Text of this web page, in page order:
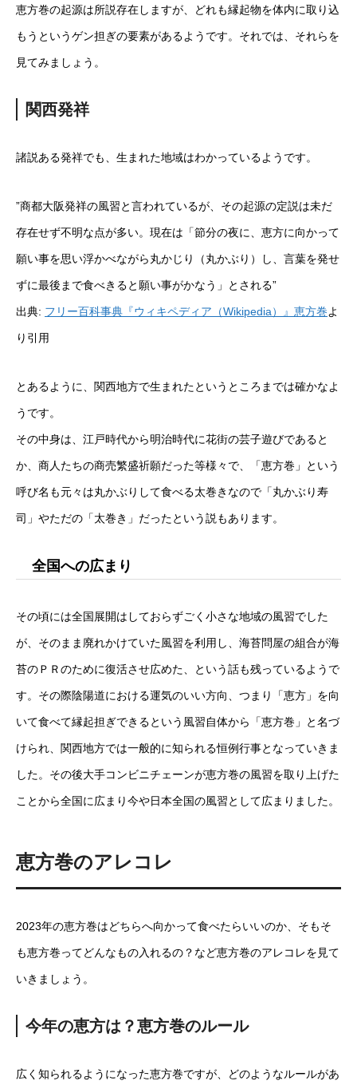
恵方巻の起源は所説存在しますが、どれも縁起物を体内に取り込
もうというゲン担ぎの要素があるようです。それでは、それらを
見てみましょう。
関西発祥
諸説ある発祥でも、生まれた地域はわかっているようです。
”商都大阪発祥の風習と言われているが、その起源の定説は未だ
存在せず不明な点が多い。現在は「節分の夜に、恵方に向かって
願い事を思い浮かべながら丸かじり（丸かぶり）し、言葉を発せ
ずに最後まで食べきると願い事がかなう」とされる”
出典: フリー百科事典『ウィキペディア（Wikipedia）』恵方巻よ
り引用
とあるように、関西地方で生まれたというところまでは確かなよ
うです。
その中身は、江戸時代から明治時代に花街の芸子遊びであると
か、商人たちの商売繁盛祈願だった等様々で、「恵方巻」という
呼び名も元々は丸かぶりして食べる太巻きなので「丸かぶり寿
司」やただの「太巻き」だったという説もあります。
全国への広まり
その頃には全国展開はしておらずごく小さな地域の風習でした
が、そのまま廃れかけていた風習を利用し、海苔問屋の組合が海
苔のＰＲのために復活させ広めた、という話も残っているようで
す。その際陰陽道における運気のいい方向、つまり「恵方」を向
いて食べて縁起担ぎできるという風習自体から「恵方巻」と名づ
けられ、関西地方では一般的に知られる恒例行事となっていきま
した。その後大手コンビニチェーンが恵方巻の風習を取り上げた
ことから全国に広まり今や日本全国の風習として広まりました。
恵方巻のアレコレ
2023年の恵方巻はどちらへ向かって食べたらいいのか、そもそ
も恵方巻ってどんなもの入れるの？など恵方巻のアレコレを見て
いきましょう。
今年の恵方は？恵方巻のルール
広く知られるようになった恵方巻ですが、どのようなルールがあ